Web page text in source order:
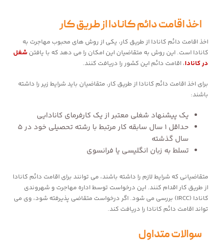
اخذ اقامت دائم کانادا از طریق کار
اخذ اقامت دائم کانادا از طریق کار، یکی از روش های محبوب مهاجرت به
کانادا است. این روش به متقاضیان این امکان را می دهد که با یافتنشغل
در کانادا، اقامت دائم این کشور را دریافت کنند.
برای اخذ اقامت دائم کانادا از طریق کار، متقاضیان باید شرایط زیر را داشته
باشند:
یک پیشنهاد شغلی معتبر از یک کارفرمای کانادایی
حداقل ۱ سال سابقه کار مرتبط با رشته تحصیلی خود در ۵
سال گذشته
تسلط به زبان انگلیسی یا فرانسوی
متقاضیانی که شرایط لازم را داشته باشند، می توانند برای اقامت دائم کانادا
از طریق کار اقدام کنند. این درخواست توسط اداره مهاجرت و شهروندی
کانادا (IRCC) بررسی می شود. اگر درخواست متقاضی پذیرفته شود، وی می
تواند اقامت دائم کانادا را دریافت کند.
سوالات متداول